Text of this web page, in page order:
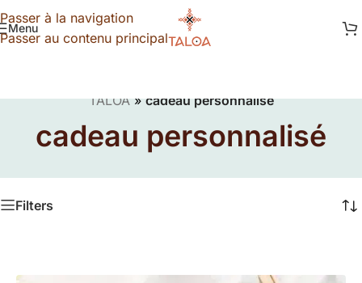
Passer à la navigation
Passer au contenu principal
Menu
TALOA»cadeau personnalisé
cadeau personnalisé
Filters